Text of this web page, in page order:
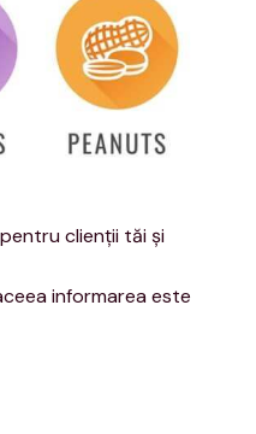
clienţii tăi şi
informarea este